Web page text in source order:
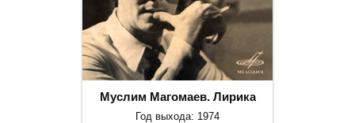
Муслим Магомаев. Лирика
Год выхода: 1974